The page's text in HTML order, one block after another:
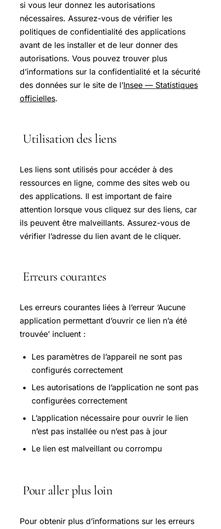
si vous leur donnez les autorisations
nécessaires. Assurez-vous de vérifier les
politiques de confidentialité des applications
avant de les installer et de leur donner des
autorisations. Vous pouvez trouver plus
d’informations sur la confidentialité et la sécurité
des données sur le site de l’Insee — Statistiques
officielles.
Utilisation des liens
Les liens sont utilisés pour accéder à des
ressources en ligne, comme des sites web ou
des applications. Il est important de faire
attention lorsque vous cliquez sur des liens, car
ils peuvent être malveillants. Assurez-vous de
vérifier l’adresse du lien avant de le cliquer.
Erreurs courantes
Les erreurs courantes liées à l’erreur ‘Aucune
application permettant d’ouvrir ce lien n’a été
trouvée’ incluent :
Les paramètres de l’appareil ne sont pas
configurés correctement
Les autorisations de l’application ne sont pas
configurées correctement
L’application nécessaire pour ouvrir le lien
n’est pas installée ou n’est pas à jour
Le lien est malveillant ou corrompu
Pour aller plus loin
Pour obtenir plus d’informations sur les erreurs